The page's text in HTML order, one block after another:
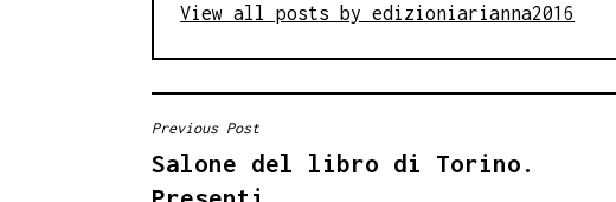
View all posts by edizioniarianna2016
NAVIGAZIONE
ARTICOLI
Previous Post
Salone del libro di Torino.